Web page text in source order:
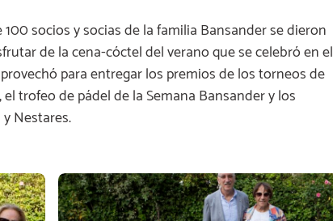
100 socios y socias de la familia Bansander se dieron
de la cena-cóctel del verano que se celebró en el
para entregar los premios de los torneos de
trofeo de pádel de la Semana Bansander y los
Nestares.